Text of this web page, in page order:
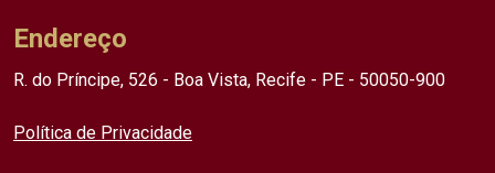
Endereço
R. do Príncipe, 526 - Boa Vista, Recife - PE - 50050-900
Política de Privacidade